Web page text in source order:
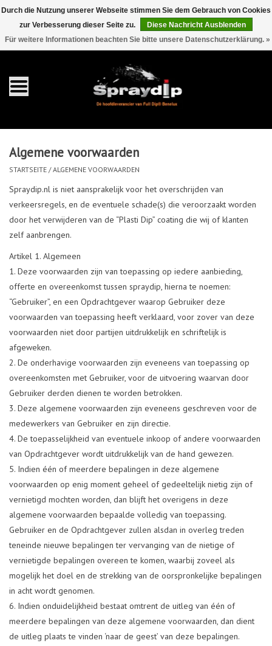
EUR 0 Artikel - €0,00
Gallonen
Sprays
Sets
Pearls
Zubehör
Detaillierung
Algemene voorwaarden
STARTSEITE /ALGEMENE VOORWAARDEN
Spraydip.nl is niet aansprakelijk voor het overschrijden van
verkeersregels, en de eventuele schade(s) die veroorzaakt worden
door het verwijderen van de “Plasti Dip” coating die wij of klanten
zelf aanbrengen.
Artikel 1. Algemeen
Deze voorwaarden zijn van toepassing op iedere aanbieding,
offerte en overeenkomst tussen spraydip, hierna te noemen:
“Gebruiker”, en een Opdrachtgever waarop Gebruiker deze
voorwaarden van toepassing heeft verklaard, voor zover van deze
voorwaarden niet door partijen uitdrukkelijk en schriftelijk is
afgeweken.
De onderhavige voorwaarden zijn eveneens van toepassing op
overeenkomsten met Gebruiker, voor de uitvoering waarvan door
Gebruiker derden dienen te worden betrokken.
Deze algemene voorwaarden zijn eveneens geschreven voor de
medewerkers van Gebruiker en zijn directie.
De toepasselijkheid van eventuele inkoop­ of andere voorwaarden
van Opdrachtgever wordt uitdrukkelijk van de hand gewezen.
Indien één of meerdere bepalingen in deze algemene
voorwaarden op enig moment geheel of gedeeltelijk nietig zijn of
vernietigd mochten worden, dan blijft het overigens in deze
algemene voorwaarden bepaalde volledig van toepassing.
Gebruiker en de Opdrachtgever zullen alsdan in overleg treden
teneinde nieuwe bepalingen ter vervanging van de nietige of
vernietigde bepalingen overeen te komen, waarbij zoveel als
mogelijk het doel en de strekking van de oorspronkelijke bepalingen
in acht wordt genomen.
Indien onduidelijkheid bestaat omtrent de uitleg van één of
meerdere bepalingen van deze algemene voorwaarden, dan dient
de uitleg plaats te vinden ‘naar de geest’ van deze bepalingen.
Durch die Nutzung unserer Webseite stimmen Sie dem Gebrauch von Cookies
zur Verbesserung dieser Seite zu.
Diese Nachricht Ausblenden
Für weitere Informationen beachten Sie bitte unsere Datenschutzerklärung. »